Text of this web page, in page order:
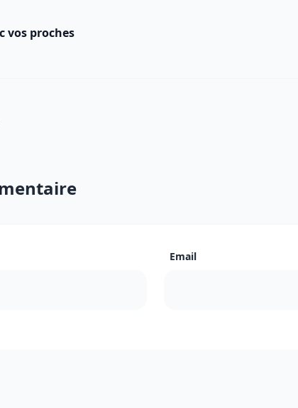
vos proches
Email